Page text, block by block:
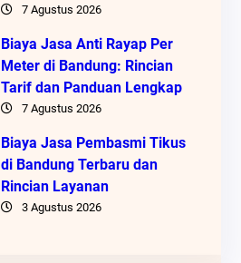
7 Agustus 2026
Biaya Jasa Anti Rayap Per
Meter di Bandung: Rincian
Tarif dan Panduan Lengkap
7 Agustus 2026
Biaya Jasa Pembasmi Tikus
di Bandung Terbaru dan
Rincian Layanan
3 Agustus 2026